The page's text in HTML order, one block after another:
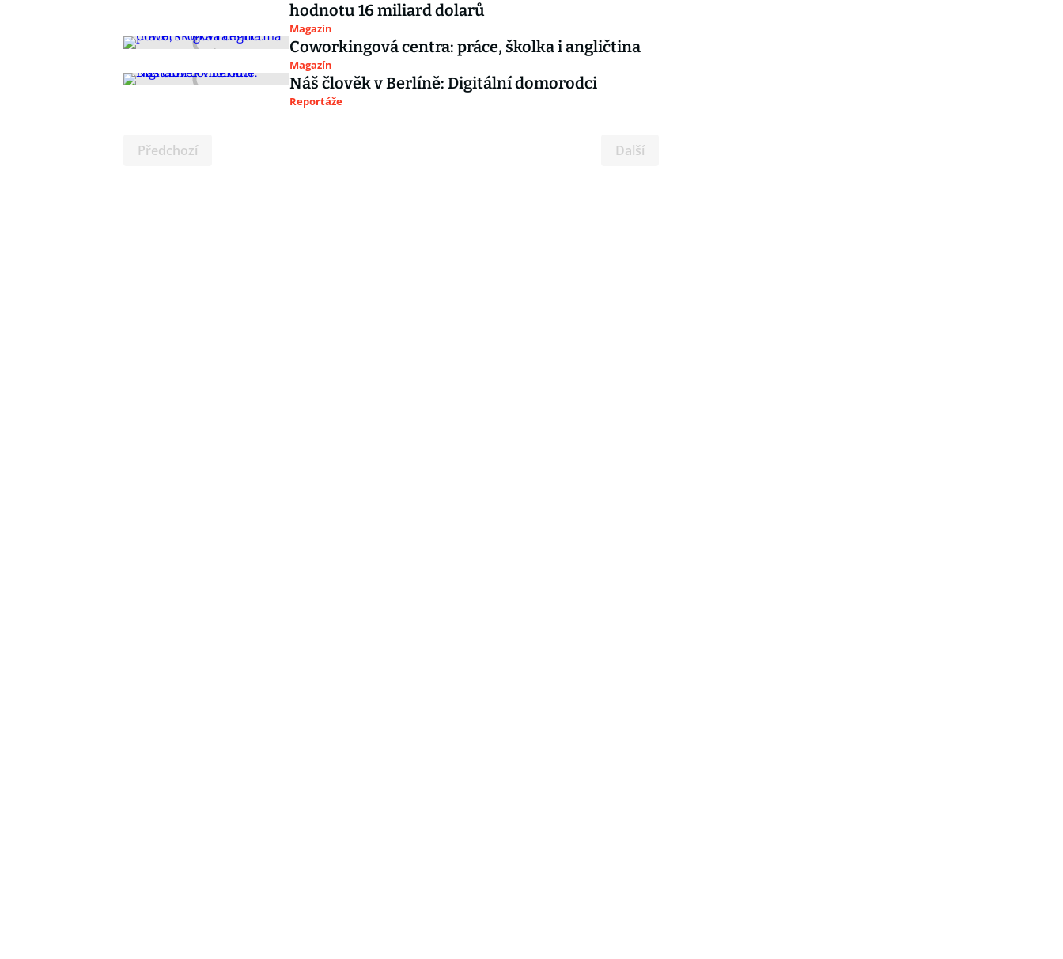
hodnotu 16 miliard dolarů
Magazín
Coworkingová centra: práce, školka i angličtina
Magazín
Náš člověk v Berlíně: Digitální domorodci
Reportáže
Předchozí Další